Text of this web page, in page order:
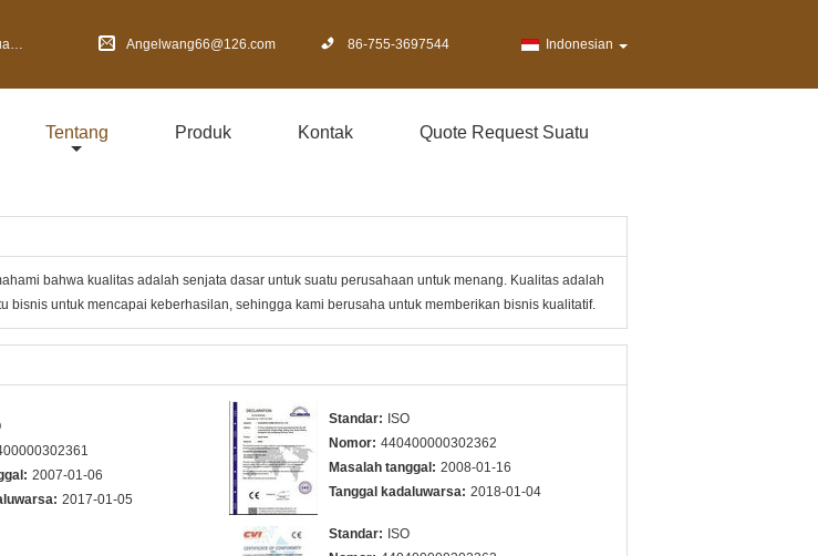
Angelwang66@126.com 86-755-3697544 Indonesian
Tentang Produk Kontak Quote Request Suatu
bahwa kualitas adalah senjata dasar untuk suatu perusahaan untuk menang. Kualitas adalah
bisnis untuk mencapai keberhasilan, sehingga kami berusaha untuk memberikan bisnis kualitatif.
2007-01-06
2017-01-05
Standar: ISO
Nomor: 440400000302362
Masalah tanggal: 2008-01-16
Tanggal kadaluwarsa: 2018-01-04
Standar: ISO